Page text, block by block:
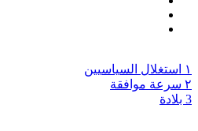
١ استغلال السياسيين
٢ سرعة موافقة
3 بلادة